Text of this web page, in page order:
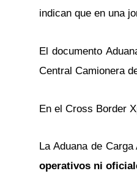
indican que en una
El documento
Central Camionera
En el Cross Border
La Aduana de
operativos ni